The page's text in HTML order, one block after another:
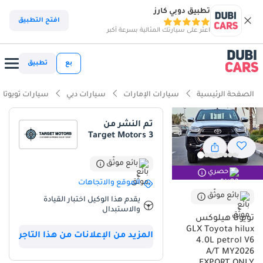
تطبيق دوبي كارز
اعثر على سيارتك المثالية بسرعة أكبر
افتح التطبيق
بع تطبيق
الصفحة الرئيسية سيارات الإمارات سيارات دبي سيارات تويوتا
حصري
بائع موثّق
تويوتا هيلوكس
GLX Toyota hilux
4.0L petrol V6
A/T MY2026
تم النشر من
Target Motors 3
بائع موثّق
الموقع والاتجاهات
يقدم هذا الوكيل اختبار القيادة
والاستبدال
المزيد من الإعلانات من هذا التاجر
ذكاء دوبي كارز
ذكاء دوبيكارز
قدرة استثنائية على الطرق الوعرة
أدنى معدل استهلاك للقيمة في فئته
سعة القطر الرائدة في الفئة
ملخص
تعتبر Toyota Hilux GLX موديل 2026 الخيار الأول والأنسب في السوق
الخليجي بفضل سمعتها الأسطورية في المتانة واعتماديتها التي لا
تضاهى. تأتي هذه النسخة بمحرك 4.0L المكون من 6 أسطوانات، مما
يمنحها تفوقاً واضحاً على المنافسين في القوة والعزم، سواء كنت